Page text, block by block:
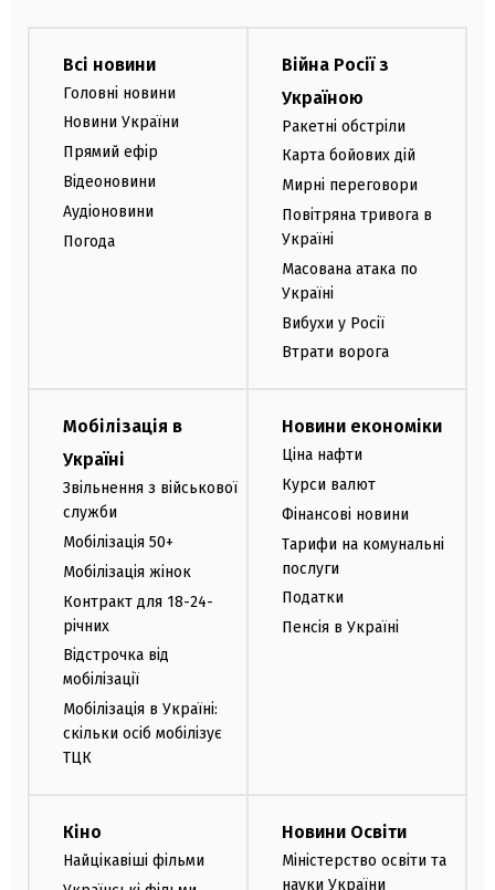
Всі новини
Головні новини
Новини України
Прямий ефір
Відеоновини
Аудіоновини
Погода
Війна Росії з
Україною
Ракетні обстріли
Карта бойових дій
Мирні переговори
Повітряна тривога в
Україні
Масована атака по
Україні
Вибухи у Росії
Втрати ворога
Мобілізація в
Україні
Звільнення з військової
служби
Мобілізація 50+
Мобілізація жінок
Контракт для 18-24-
річних
Відстрочка від
мобілізації
Мобілізація в Україні:
скільки осіб мобілізує
ТЦК
Новини економіки
Ціна нафти
Курси валют
Фінансові новини
Тарифи на комунальні
послуги
Податки
Пенсія в Україні
Кіно
Найцікавіші фільми
Новини Освіти
Міністерство освіти та
науки України